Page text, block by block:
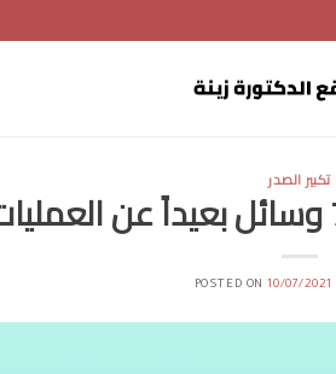
تكبير الصدر
POSTED ON10/07/2021